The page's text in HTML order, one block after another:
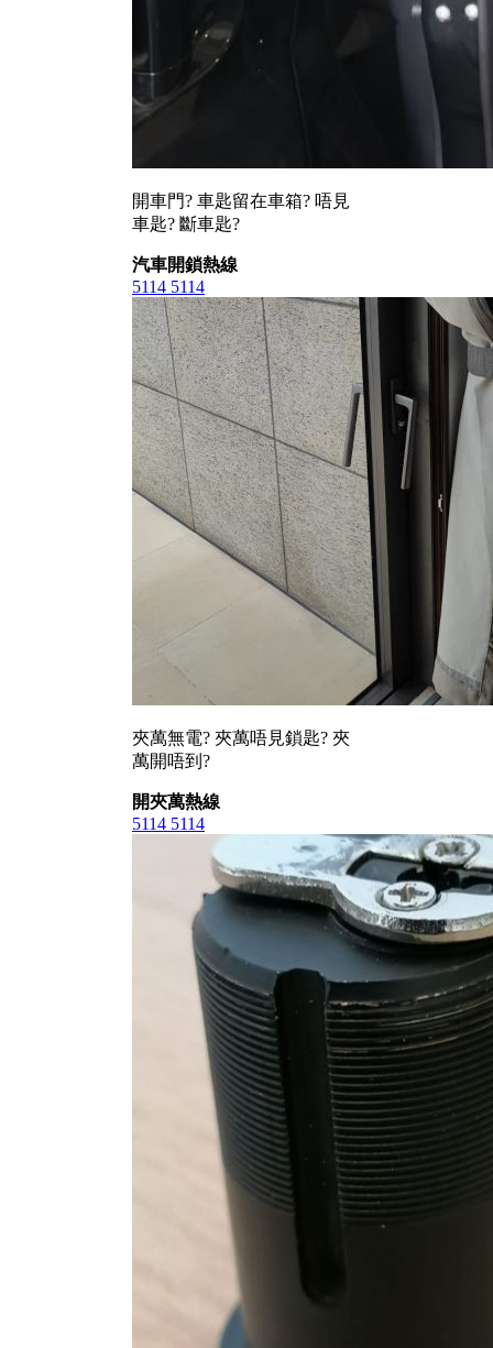
開車門? 車匙留在車箱? 唔見
車匙? 斷車匙?
汽車開鎖熱線
5114 5114
夾萬無電? 夾萬唔見鎖匙? 夾
萬開唔到?
開夾萬熱線
5114 5114